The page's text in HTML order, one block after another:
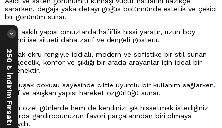
sararken, degaje yaka detayı göğüs bölümünde estetik ve çekici
bir görünüm sunar.
İnce askılı yapısı omuzlarda hafiflik hissi yaratır, uzun boy
kesimi ise silueti daha zarif ve dengeli gösterir.
Parlak ekru rengiyle iddialı, modern ve sofistike bir stil sunan
bu gecelik, konfor ve şıklığı bir arada arayanlar için ideal bir
seçenektir.
Yumuşak dokusu sayesinde ciltle uyumlu bir kullanım sağlarken,
hafif ve akışkan yapısı hareket özgürlüğü sunar.
Hem özel günlerde hem de kendinizi şık hissetmek istediğiniz
anlarda gardırobunuzun favori parçalarından biri olmaya
adaydır.
250 ₺ İndirim Fırsatı
›